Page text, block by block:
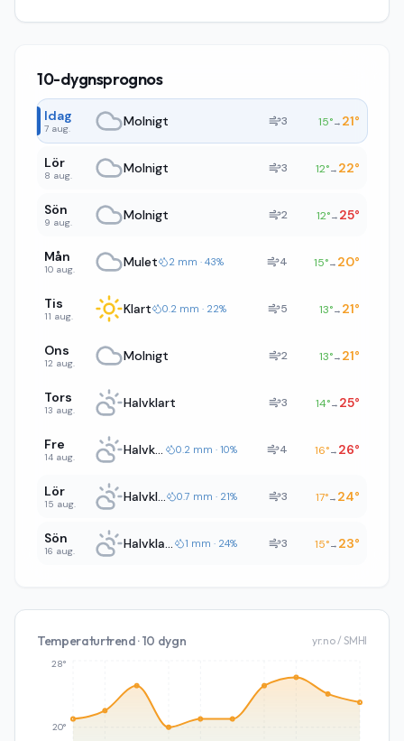
10-dygnsprognos
Idag
7 aug. Molnigt 3 15°→ 21°
Lör
8 aug. Molnigt 3 12°→ 22°
Sön
9 aug. Molnigt 2 12°→ 25°
Mån
10 aug. Mulet 2 mm · 43% 4 15°→ 20°
Tis
11 aug. Klart 0.2 mm · 22% 5 13°→ 21°
Ons
12 aug. Molnigt 2 13°→ 21°
Tors
13 aug. Halvklart 3 14°→ 25°
Fre
14 aug. Halvklart 0.2 mm · 10% 4 16°→ 26°
Lör
15 aug. Halvklart 0.7 mm · 21% 3 17°→ 24°
Sön
16 aug. Halvklart 1 mm · 24% 3 15°→ 23°
Temperaturtrend · 10 dygn yr.no / SMHI
20°
28°